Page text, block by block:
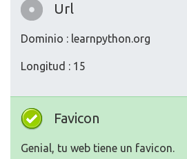
Url
Dominio : learnpython.org
Longitud : 15
Favicon
Genial, tu web tiene un favicon.